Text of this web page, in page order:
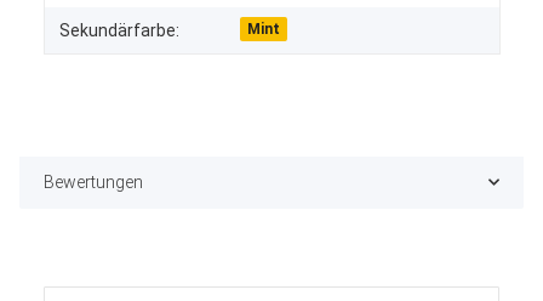
Sekundärfarbe: Mint
Bewertungen